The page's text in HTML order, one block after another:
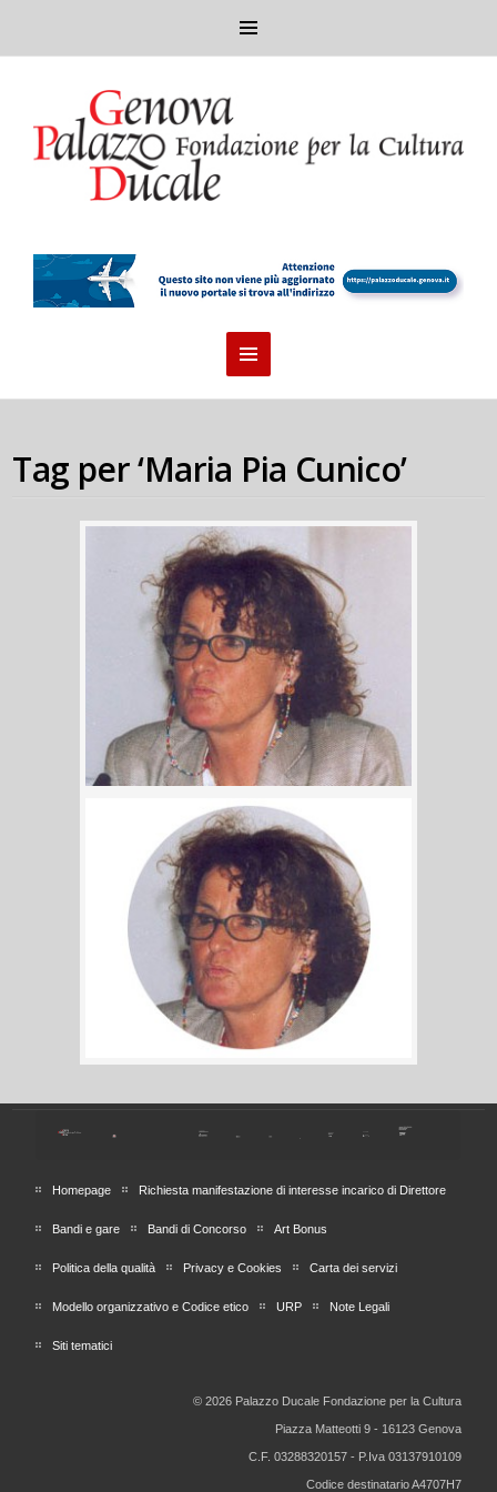
Tag per ‘Maria Pia Cunico’
Homepage Richiesta manifestazione di interesse incarico di Direttore
Bandi e gare Bandi di Concorso Art Bonus
Politica della qualità Privacy e Cookies Carta dei servizi
Modello organizzativo e Codice etico URP Note Legali
Siti tematici
© 2026 Palazzo Ducale Fondazione per la Cultura
Piazza Matteotti 9 - 16123 Genova
C.F. 03288320157 - P.Iva 03137910109
Codice destinatario A4707H7